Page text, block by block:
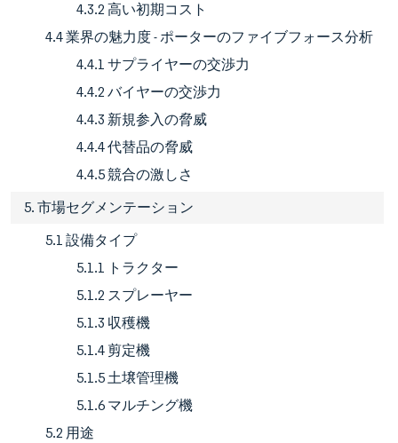
4.3.2 高い初期コスト
4.4 業界の魅力度 - ポーターのファイブフォース分析
4.4.1 サプライヤーの交渉力
4.4.2 バイヤーの交渉力
4.4.3 新規参入の脅威
4.4.4 代替品の脅威
4.4.5 競合の激しさ
5. 市場セグメンテーション
5.1 設備タイプ
5.1.1 トラクター
5.1.2 スプレーヤー
5.1.3 収穫機
5.1.4 剪定機
5.1.5 土壌管理機
5.1.6 マルチング機
5.2 用途